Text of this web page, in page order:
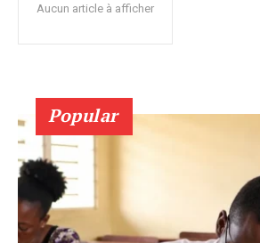
Aucun article à afficher
Popular